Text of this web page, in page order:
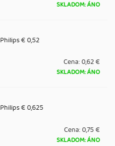
SKLADOM: ÁNO
€ 0,52
Cena:0,62 €
SKLADOM: ÁNO
€ 0,625
Cena:0,75 €
SKLADOM: ÁNO